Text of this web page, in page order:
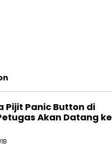
Pijit Panic Button di
Akan Datang ke